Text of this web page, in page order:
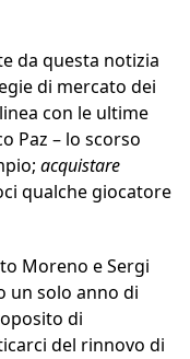
da questa notizia
di mercato dei
con le ultime
Paz – lo scorso
acquistare
qualche giocatore
Moreno e Sergi
un solo anno di
di
del rinnovo di